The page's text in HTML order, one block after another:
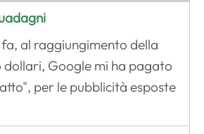
al raggiungimento della
dollari, Google mi ha pagato
per le pubblicità esposte